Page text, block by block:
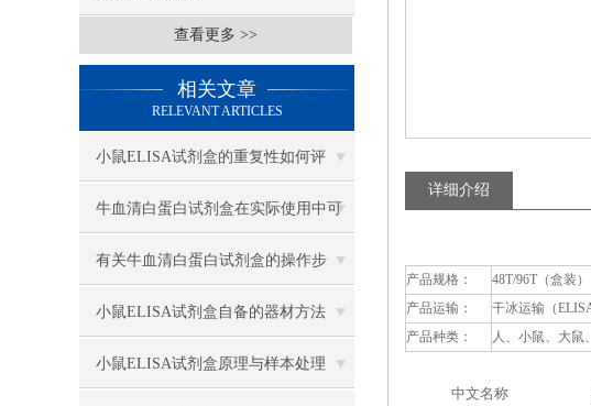
查看更多 >>
相关文章
RELEVANT ARTICLES
小鼠ELISA试剂盒的重复性如何评
估？
牛血清白蛋白试剂盒在实际使用中可
分为多种类型测定
有关牛血清白蛋白试剂盒的操作步
骤，以下有详细说明
小鼠ELISA试剂盒自备的器材方法
小鼠ELISA试剂盒原理与样本处理
详细介绍
产品规格： 48T/96T（盒装）
产品运输：
干冰运输（
产品种类：
人、小鼠、大鼠
中文名称 英